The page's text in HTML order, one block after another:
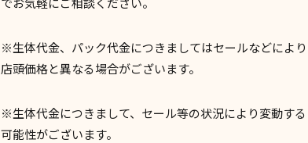
※生体代金、パック代金につきましてはセールなどにより
店頭価格と異なる場合がございます。
※生体代金につきまして、セール等の状況により変動する
可能性がございます。